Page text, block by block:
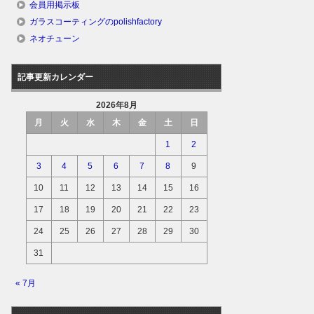
会員用掲示板
ガラスコーティングのpolishfactory
ネオチューン
記事更新カレンダー
2026年8月
月
火 水 木 金 土 日
1 2
3 4 5 6 7 8 9
10 11 12 13 14 15 16
17 18 19 20 21 22 23
24 25 26 27 28 29 30
31
« 7月